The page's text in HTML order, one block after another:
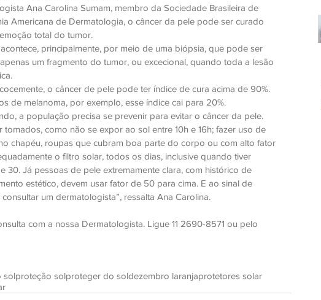
Ana Carolina Sumam, membro da Sociedade Brasileira de
Americana de Dermatologia, o câncer da pele pode ser curado
total do tumor.
principalmente, por meio de uma biópsia, que pode ser
um fragmento do tumor, ou excecional, quando toda a lesão
o câncer de pele pode ter índice de cura acima de 90%.
de melanoma, por exemplo, esse índice cai para 20%.
a população precisa se prevenir para evitar o câncer da pele.
como não se expor ao sol entre 10h e 16h; fazer uso de
chapéu, roupas que cubram boa parte do corpo ou com alto fator
o filtro solar, todos os dias, inclusive quando tiver
30. Já pessoas de pele extremamente clara, com histórico de
estético, devem usar fator de 50 para cima. E ao sinal de
um dermatologista”, ressalta Ana Carolina.
com a nossa Dermatologista. Ligue 11 2690-8571 ou pelo
solproteção solproteger do soldezembro laranjaprotetores solar